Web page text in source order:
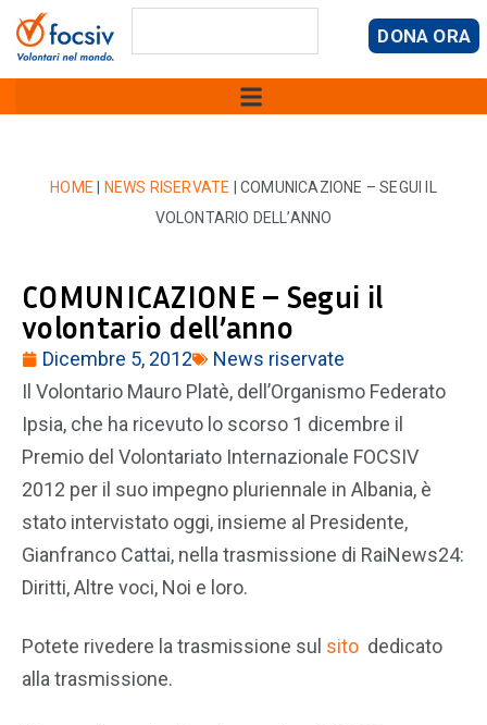
DONA ORA
HOME NEWS RISERVATE |COMUNICAZIONE – SEGUI IL
VOLONTARIO DELL’ANNO
COMUNICAZIONE – Segui il
volontario dell’anno
Dicembre 5, 2012
News riservate
Il Volontario Mauro Platè, dell’Organismo Federato
Ipsia, che ha ricevuto lo scorso 1 dicembre il
Premio del Volontariato Internazionale FOCSIV
2012 per il suo impegno pluriennale in Albania, è
stato intervistato oggi, insieme al Presidente,
Gianfranco Cattai, nella trasmissione di RaiNews24:
Diritti, Altre voci, Noi e loro.
Potete rivedere la trasmissione sul sito dedicato
alla trasmissione.